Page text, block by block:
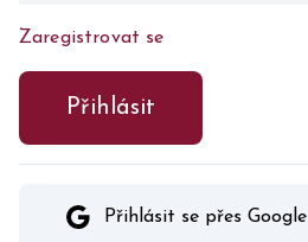
Zaregistrovat se
Přihlásit
Přihlásit se přes Google